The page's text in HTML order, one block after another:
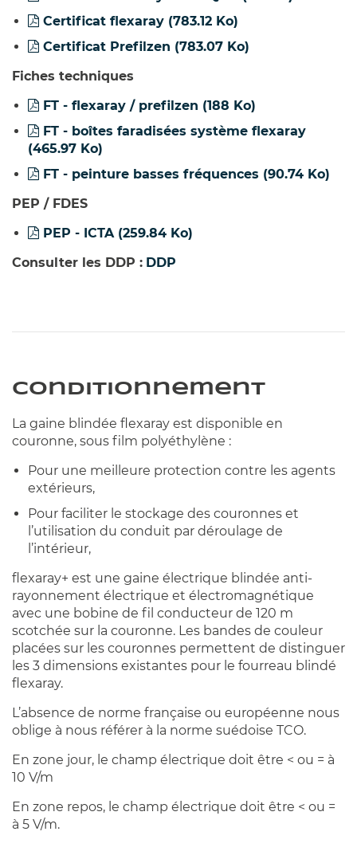
Certificat flexaray (783.12 Ko)
Certificat Prefilzen (783.07 Ko)
Fiches techniques
FT - flexaray / prefilzen (188 Ko)
FT - boîtes faradisées système flexaray
(465.97 Ko)
FT - peinture basses fréquences (90.74 Ko)
PEP / FDES
PEP - ICTA (259.84 Ko)
Consulter les DDP : DDP
Conditionnement
La gaine blindée flexaray est disponible en
couronne, sous film polyéthylène :
Pour une meilleure protection contre les agents
extérieurs,
Pour faciliter le stockage des couronnes et
l’utilisation du conduit par déroulage de
l’intérieur,
flexaray+ est une gaine électrique blindée anti-
rayonnement électrique et électromagnétique
avec une bobine de fil conducteur de 120 m
scotchée sur la couronne. Les bandes de couleur
placées sur les couronnes permettent de distinguer
les 3 dimensions existantes pour le fourreau blindé
flexaray.
L’absence de norme française ou européenne nous
oblige à nous référer à la norme suédoise TCO.
En zone jour, le champ électrique doit être < ou = à
10 V/m
En zone repos, le champ électrique doit être < ou =
à 5 V/m.